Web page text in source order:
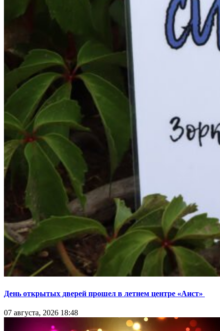
День открытых дверей прошел в летнем центре «Аист»
07 августа, 2026 18:48